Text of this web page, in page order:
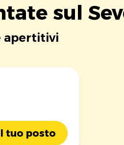
sul
apertitivi
tuo posto